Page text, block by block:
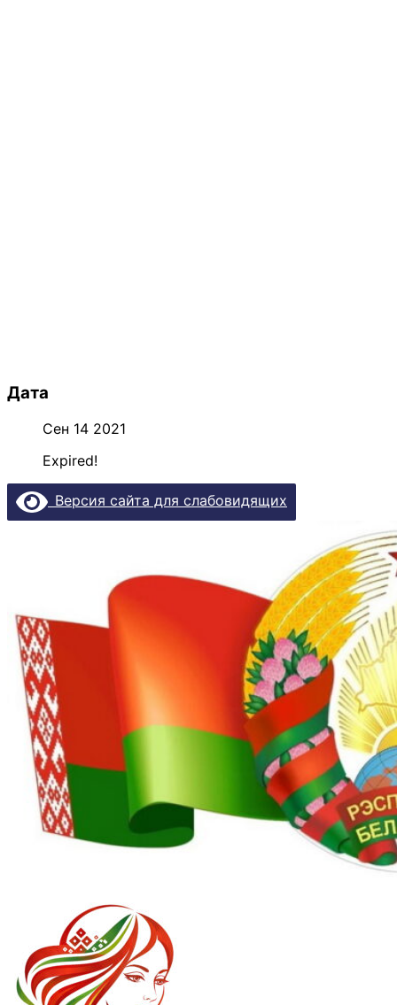
Дата
Сен 14 2021
Expired!
Версия сайта для слабовидящих